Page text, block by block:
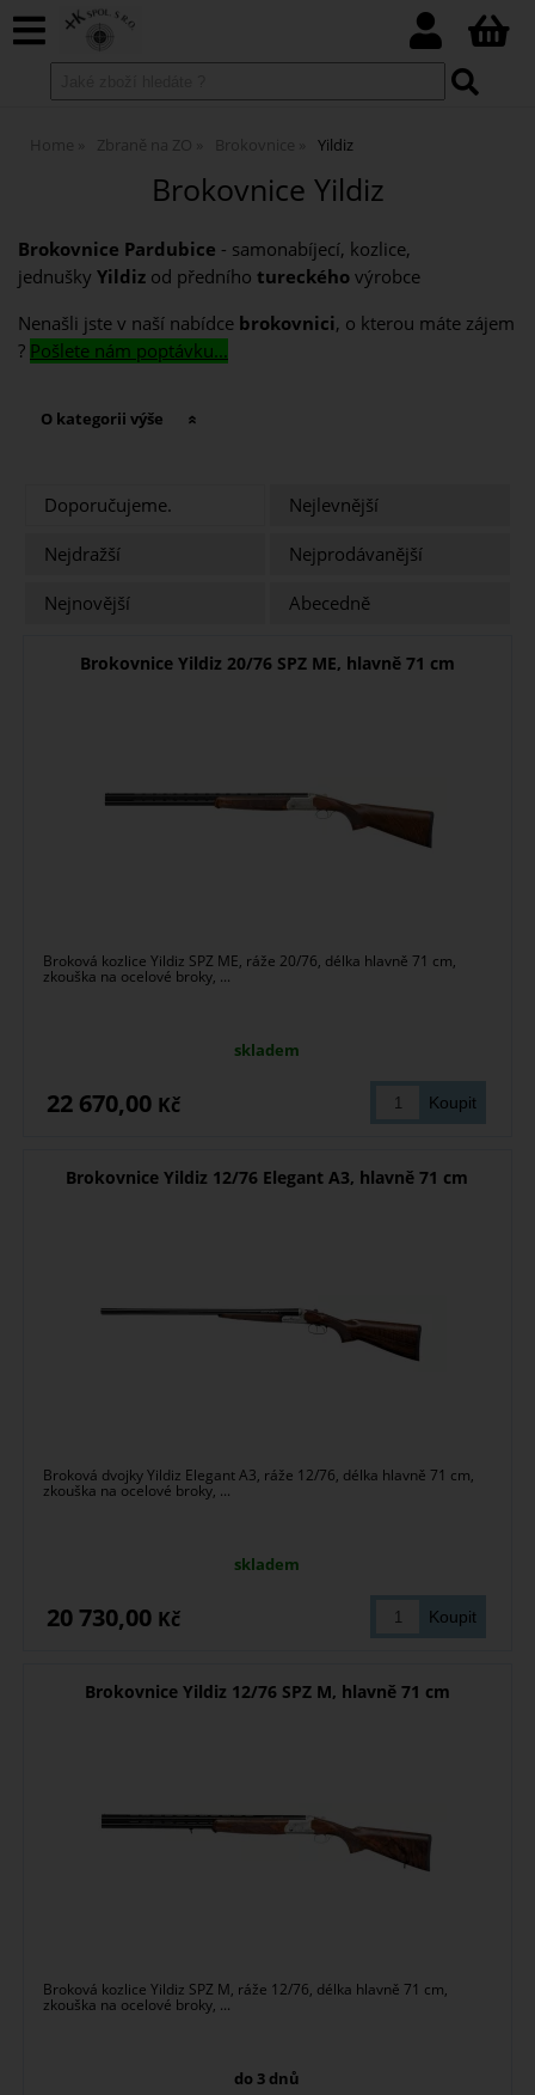
Home Zbraně na ZO Brokovnice Yildiz
Brokovnice Yildiz
Brokovnice Pardubice - samonabíjecí, kozlice,
jednušky Yildiz od předního tureckéhovýrobce
Nenašli jste v naší nabídce brokovnici, o kterou máte zájem
? Pošlete nám poptávku...
O kategorii výše
Doporučujeme.
Nejlevnější
Nejdražší
Nejprodávanější
Nejnovější
Abecedně
Brokovnice Yildiz 20/76 SPZ ME, hlavně 71 cm
Broková kozlice Yildiz SPZ ME, ráže 20/76, délka hlavně 71 cm,
zkouška na ocelové broky, ...
skladem
22 670,00 Kč
Brokovnice Yildiz 12/76 Elegant A3, hlavně 71 cm
Broková dvojky Yildiz Elegant A3, ráže 12/76, délka hlavně 71 cm,
zkouška na ocelové broky, ...
skladem
20 730,00 Kč
Brokovnice Yildiz 12/76 SPZ M, hlavně 71 cm
Broková kozlice Yildiz SPZ M, ráže 12/76, délka hlavně 71 cm,
zkouška na ocelové broky, ...
do 3 dnů